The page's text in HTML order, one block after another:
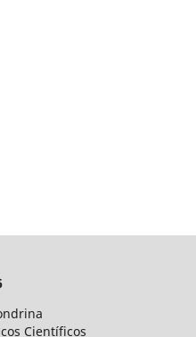
Científicos